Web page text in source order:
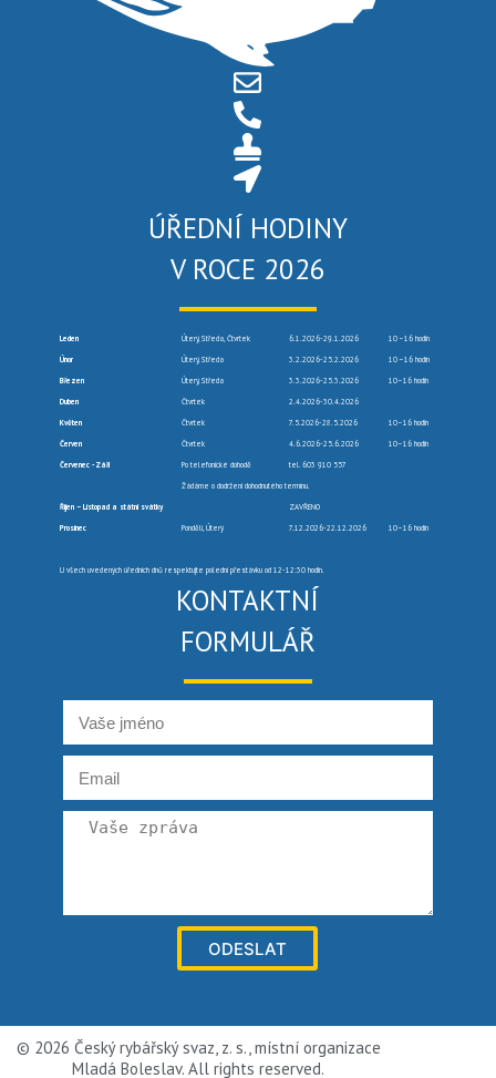
ÚŘEDNÍ HODINY
V ROCE 2026
Leden Úterý, Středa, Čtvrtek 6.1.2026-29.1.2026 10 –16 hodin
Únor Úterý, Středa 3.2.2026-25.2.2026 10 –16 hodin
Březen Úterý, Středa 3.3.2026-25.3.2026 10–16 hodin
Duben Čtvrtek 2.4.2026-30.4.2026
Květen Čtvrtek 7.5.2026-28.5.2026 10–16 hodin
Červen Čtvrtek 4.6.2026-25.6.2026 10–16 hodin
Červenec -Září Po telefonické dohodě tel. 603 910 557
Žádáme o dodržení dohodnutého termínu.
Říjen – Listopad a státní svátky ZAVŘENO
Prosinec Pondělí, Úterý 7.12.2026-22.12.2026 10–16 hodin
U všech uvedených úředních dnů respektujte polední přestávku od 12-12:30 hodin.
KONTAKTNÍ
FORMULÁŘ
ODESLAT
© 2026 Český rybářský svaz, z. s., místní organizace
Mladá Boleslav. All rights reserved.